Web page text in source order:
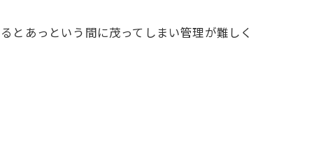
とあっという間に茂ってしまい管理が難しく